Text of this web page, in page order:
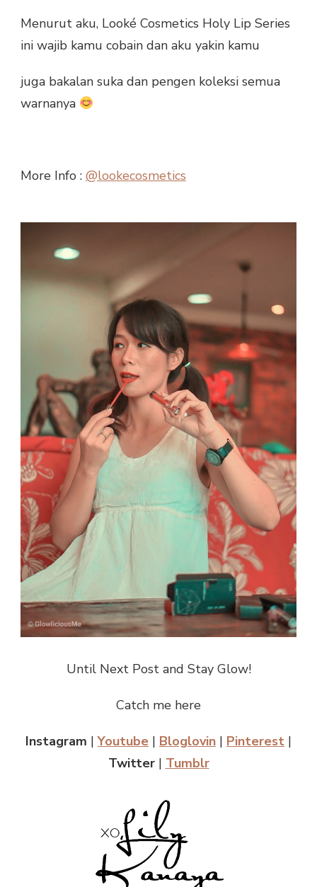
Menurut aku, Looké Cosmetics Holy Lip Series
ini wajib kamu cobain dan aku yakin kamu
juga bakalan suka dan pengen koleksi semua
warnanya
More Info : @lookecosmetics
Until Next Post and Stay Glow!
Catch me here
Instagram |Youtube | Bloglovin | Pinterest |
Twitter | Tumblr